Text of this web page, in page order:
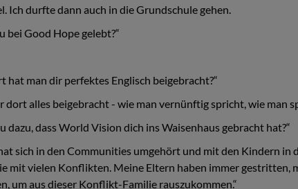
Ich durfte dann auch in die Grundschule gehen.
bei Good Hope gelebt?“
hat man dir perfektes Englisch beigebracht?“
dort alles beigebracht - wie man vernünftig spricht, wie
dazu, dass World Vision dich ins Waisenhaus gebracht hat?“
sich in den Communities umgehört und mit den Kindern in
mit vielen Konflikten. Meine Eltern haben immer
um aus dieser Konflikt-Familie rauszukommen.“